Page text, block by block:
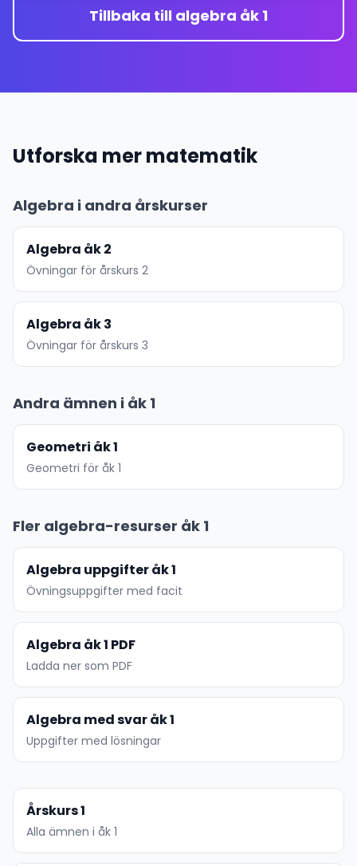
Tillbaka till algebra åk 1
Utforska mer matematik
Algebra i andra årskurser
Algebra åk 2
Övningar för årskurs 2
Algebra åk 3
Övningar för årskurs 3
Andra ämnen i åk 1
Geometri åk 1
Geometri för åk 1
Fler algebra-resurser åk 1
Algebra uppgifter åk 1
Övningsuppgifter med facit
Algebra åk 1 PDF
Ladda ner som PDF
Algebra med svar åk 1
Uppgifter med lösningar
Årskurs 1
Alla ämnen i åk 1